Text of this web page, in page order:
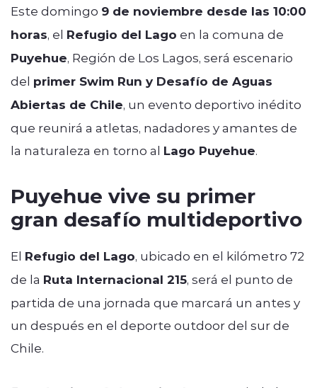
Este domingo 9 de noviembre desde las 10:00
horas, el Refugio del Lago en la comuna de
Puyehue, Región de Los Lagos, será escenario
del primer Swim Run y Desafío de Aguas
Abiertas de Chile, un evento deportivo inédito
que reunirá a atletas, nadadores y amantes de
la naturaleza en torno al Lago Puyehue.
Puyehue vive su primer
gran desafío multideportivo
El Refugio del Lago, ubicado en el kilómetro 72
de la Ruta Internacional 215, será el punto de
partida de una jornada que marcará un antes y
un después en el deporte outdoor del sur de
Chile.